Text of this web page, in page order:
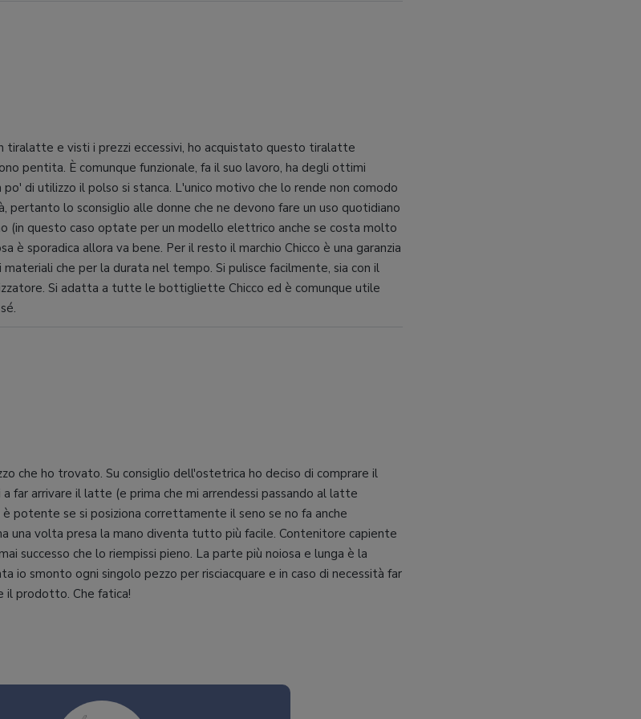
tiralatte e visti i prezzi eccessivi, ho acquistato questo tiralatte
pentita. È comunque funzionale, fa il suo lavoro, ha degli ottimi
di utilizzo il polso si stanca. L'unico motivo che lo rende non comodo
pertanto lo sconsiglio alle donne che ne devono fare un uso quotidiano
(in questo caso optate per un modello elettrico anche se costa molto
è sporadica allora va bene. Per il resto il marchio Chicco è una garanzia
materiali che per la durata nel tempo. Si pulisce facilmente, sia con il
Si adatta a tutte le bottigliette Chicco ed è comunque utile
che ho trovato. Su consiglio dell'ostetrica ho deciso di comprare il
far arrivare il latte (e prima che mi arrendessi passando al latte
è potente se si posiziona correttamente il seno se no fa anche
una volta presa la mano diventa tutto più facile. Contenitore capiente
successo che lo riempissi pieno. La parte più noiosa e lunga è la
io smonto ogni singolo pezzo per risciacquare e in caso di necessità far
il prodotto. Che fatica!